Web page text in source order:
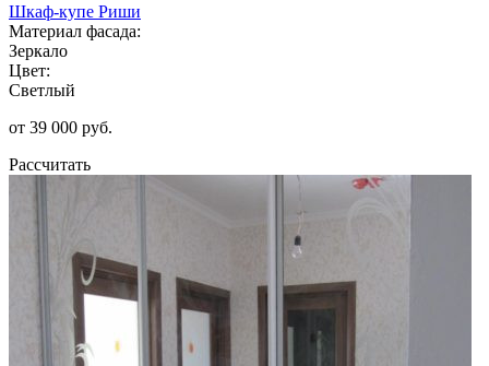
Шкаф-купе Риши
Материал фасада:
Зеркало
Цвет:
Светлый
от 39 000 руб.
Рассчитать